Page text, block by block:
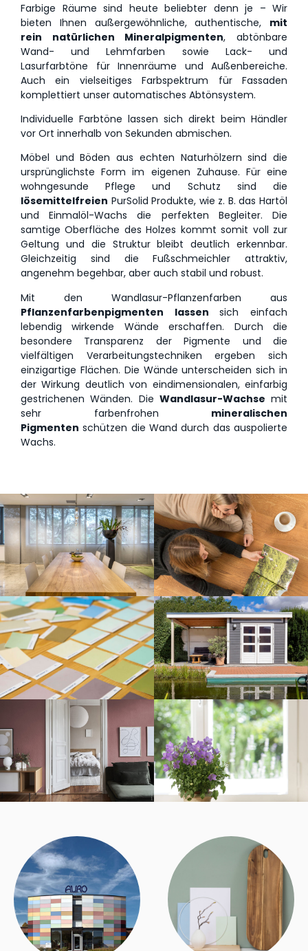
Farbige Räume sind heute beliebter denn je – Wir
bieten Ihnen außergewöhnliche, authentische, mit
rein natürlichen Mineralpigmenten, abtönbare
Wand- und Lehmfarben sowie Lack- und
Lasurfarbtöne für Innenräume und Außenbereiche.
Auch ein vielseitiges Farbspektrum für Fassaden
komplettiert unser automatisches Abtönsystem.
Individuelle Farbtöne lassen sich direkt beim Händler
vor Ort innerhalb von Sekunden abmischen.
Möbel und Böden aus echten Naturhölzern sind die
ursprünglichste Form im eigenen Zuhause. Für eine
wohngesunde Pflege und Schutz sind die
lösemittelfreien PurSolid Produkte, wie z. B. das Hartöl
und Einmalöl-Wachs die perfekten Begleiter. Die
samtige Oberfläche des Holzes kommt somit voll zur
Geltung und die Struktur bleibt deutlich erkennbar.
Gleichzeitig sind die Fußschmeichler attraktiv,
angenehm begehbar, aber auch stabil und robust.
Mit den Wandlasur-Pflanzenfarben aus
Pflanzenfarbenpigmenten lassen
sich einfach
lebendig wirkende Wände erschaffen. Durch die
besondere Transparenz der Pigmente und die
vielfältigen Verarbeitungstechniken ergeben sich
einzigartige Flächen. Die Wände unterscheiden sich in
der Wirkung deutlich von eindimensionalen, einfarbig
gestrichenen Wänden. Die Wandlasur-Wachse mit
sehr farbenfrohen mineralischen
Pigmenten schützen die Wand durch das auspolierte
Wachs.